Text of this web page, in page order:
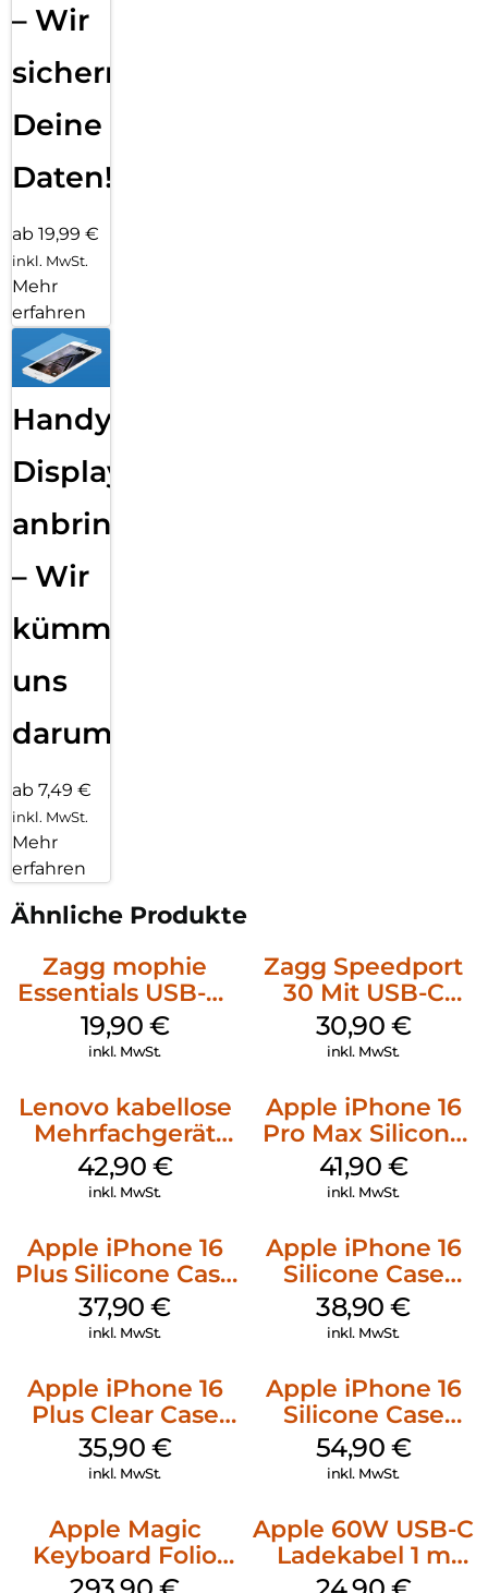
– Wir
sichern
Deine
Daten!
ab 19,99 €
inkl. MwSt.
Mehr
erfahren
Handy
Displayfolie
anbringen
– Wir
kümmern
uns
darum!
ab 7,49 €
inkl. MwSt.
Mehr
erfahren
Ähnliche Produkte
Zagg mophie
Essentials USB-C-
20W Charger PD
Weiß
19,90 €
inkl. MwSt.
Zagg Speedport
30 Mit USB-C
Kabel Weiß
30,90 €
inkl. MwSt.
Lenovo kabellose
Mehrfachgerät
Luna Grey
42,90 €
inkl. MwSt.
Apple iPhone 16
Pro Max Silicone
Case MagSafe
Ultramarine
41,90 €
inkl. MwSt.
Apple iPhone 16
Plus Silicone Case
MagSafe Lake
Green
37,90€
inkl. MwSt.
Apple iPhone 16
Silicone Case
MagSafe
Ultramarine
38,90€
inkl. MwSt.
Apple iPhone 16
Plus Clear Case
MagSafe
Transparent
35,90 €
inkl. MwSt.
Apple iPhone 16
Silicone Case
MagSafe Lake
Green
54,90 €
inkl. MwSt.
Apple Magic
Keyboard Folio
iPad 10.9″ (10.Gen.)
Apple 60W USB-C
Ladekabel 1 m
Weiß